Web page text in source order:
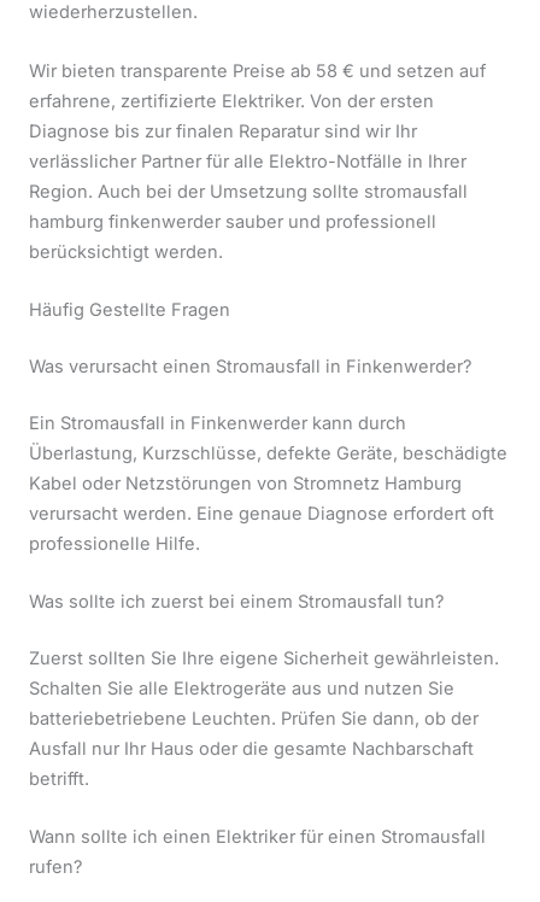
wiederherzustellen.
Wir bieten transparente Preise ab 58 € und setzen auf
erfahrene, zertifizierte Elektriker. Von der ersten
Diagnose bis zur finalen Reparatur sind wir Ihr
verlässlicher Partner für alle Elektro-Notfälle in Ihrer
Region. Auch bei der Umsetzung sollte stromausfall
hamburg finkenwerder sauber und professionell
berücksichtigt werden.
Häufig Gestellte Fragen
Was verursacht einen Stromausfall in Finkenwerder?
Ein Stromausfall in Finkenwerder kann durch
Überlastung, Kurzschlüsse, defekte Geräte, beschädigte
Kabel oder Netzstörungen von Stromnetz Hamburg
verursacht werden. Eine genaue Diagnose erfordert oft
professionelle Hilfe.
Was sollte ich zuerst bei einem Stromausfall tun?
Zuerst sollten Sie Ihre eigene Sicherheit gewährleisten.
Schalten Sie alle Elektrogeräte aus und nutzen Sie
batteriebetriebene Leuchten. Prüfen Sie dann, ob der
Ausfall nur Ihr Haus oder die gesamte Nachbarschaft
betrifft.
Wann sollte ich einen Elektriker für einen Stromausfall
rufen?